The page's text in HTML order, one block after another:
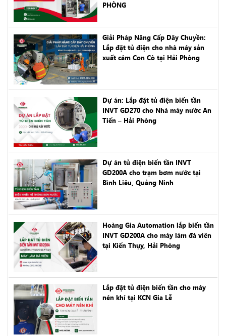
PHÒNG
Giải Pháp Nâng Cấp Dây Chuyền:
Lắp đặt tủ điện cho nhà máy sản
xuất cám Con Cò tại Hải Phòng
Dự án: Lắp đặt tủ điện biến tần
INVT GD270 cho Nhà máy nước An
Tiến – Hải Phòng
Dự án tủ điện biến tần INVT
GD200A cho trạm bơm nước tại
Bình Liêu, Quảng Ninh
Hoàng Gia Automation lắp biến tần
INVT GD200A cho máy làm đá viên
tại Kiến Thụy, Hải Phòng
Lắp đặt tủ điện biến tần cho máy
nén khí tại KCN Gia Lễ